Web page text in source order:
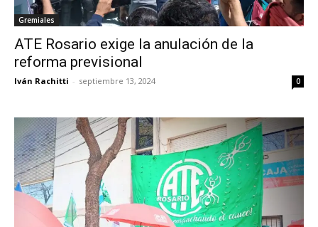
Gremiales
ATE Rosario exige la anulación de la
reforma previsional
Iván Rachitti - septiembre 13, 2024 0